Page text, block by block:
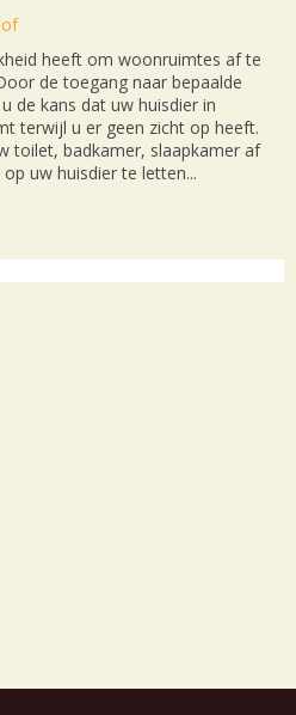
heeft om woonruimtes af te
de toegang naar bepaalde
de kans dat uw huisdier in
terwijl u er geen zicht op heeft.
toilet, badkamer, slaapkamer af
uw huisdier te letten...